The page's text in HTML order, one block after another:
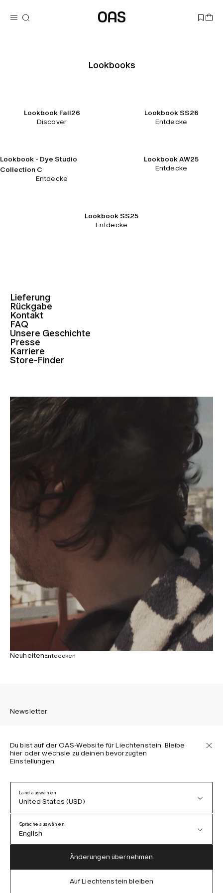
Lookbooks
Lookbook Fall26
Discover
Lookbook SS26
Entdecke
Lookbook - Dye Studio
Collection C
Entdecke
Lookbook AW25
Entdecke
Lookbook SS25
Entdecke
Lieferung
Rückgabe
Kontakt
FAQ
Unsere Geschichte
Presse
Karriere
Store-Finder
NeuheitenEntdecken
Newsletter
Melden Sie sich an, um die neuesten Informationen über
Datenschutzerklärung
AGB
Barrierefreiheit
Cookie-Richtlinie
Du bist auf der OAS-Website für Liechtenstein. Bleibe
hier oder wechsle zu deinen bevorzugten
Einstellungen.
Land auswählen
United States (USD)
Austria (EUR)
Sprache auswählen
English
German
Änderungen übernehmen
Auf Liechtenstein bleiben